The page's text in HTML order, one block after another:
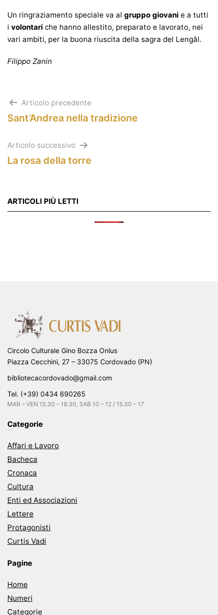
Un ringraziamento speciale va al gruppo giovani e a tutti
i volontari che hanno allestito, preparato e lavorato, nei
vari ambiti, per la buona riuscita della sagra del Lengâl.
Filippo Zanin
Navigazione
Articolo precedente
Sant’Andrea nella tradizione
Articolo successivo
La rosa della torre
ARTICOLI PIÙ LETTI
Circolo Culturale Gino Bozza Onlus
Piazza Cecchini, 27 – 33075 Cordovado (PN)
bibliotecacordovado@gmail.com
Tel. (+39) 0434 690265
MAR – VEN 15.30 – 18.30, SAB 10 – 12 / 15.30 – 17
Categorie
Affari e Lavoro
Bacheca
Cronaca
Cultura
Enti ed Associazioni
Lettere
Protagonisti
Curtis Vadi
Pagine
Home
Numeri
Categorie